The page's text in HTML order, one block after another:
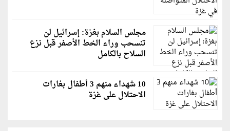
مجلس السلام بغزة: إسرائيل لن
تنسحب وراء الخط الأصفر قبل نزع
السلاح بالكامل
10 شهداء منهم 3 أطفال بغارات
الاحتلال على غزة